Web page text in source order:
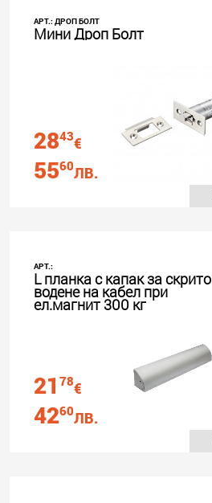
АРТ.: ДРОП БОЛТ
Мини Дроп Болт
2843€
5560ЛВ.
АРТ.:
L планка с капак за скрито
водене на кабел при
ел.магнит 300 кг
2178€
4260ЛВ.